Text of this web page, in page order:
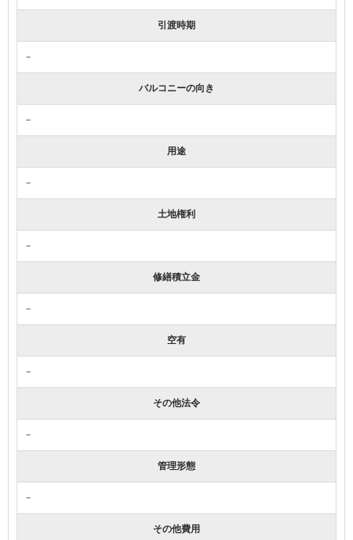
引渡時期
－
バルコニーの向き
－
用途
－
土地権利
－
修繕積立金
－
空有
－
その他法令
－
管理形態
－
その他費用